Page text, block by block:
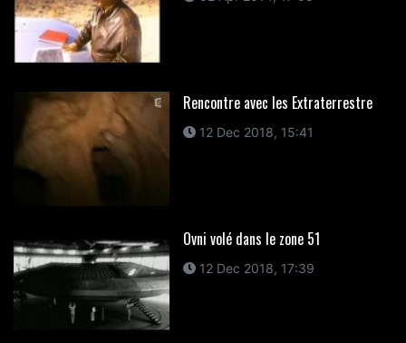
Rencontre avec les Extraterrestre
12 Dec 2018, 15:41
Ovni volé dans le zone 51
12 Dec 2018, 17:39